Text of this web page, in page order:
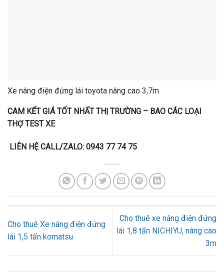
Xe nâng điện đứng lái toyota nâng cao 3,7m
CAM KẾT GIÁ TỐT NHẤT THỊ TRƯỜNG – BAO CÁC LOẠI
THỢ TEST XE
LIÊN HỆ CALL/ZALO: 0943 77 74 75
Cho thuê Xe nâng điện đứng
lái 1,5 tấn komatsu
Cho thuê xe nâng điện đứng
lái 1,8 tấn NICHIYU, nâng cao
3m